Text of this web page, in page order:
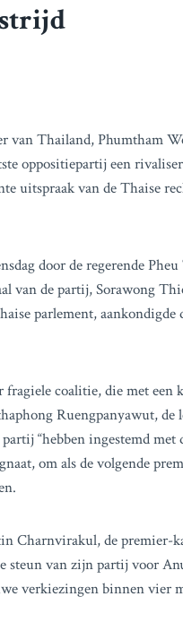
van Thailand, Phumtham
oppositiepartij een
uitspraak van de Thaise
door de regerende
van de partij, Sorawong
parlement,
coalitie, die met een
Ruengpanyawut, de
“hebben ingestemd
om als de volgende
Charnvirakul, de
steun van zijn partij voor
verkiezingen binnen vier